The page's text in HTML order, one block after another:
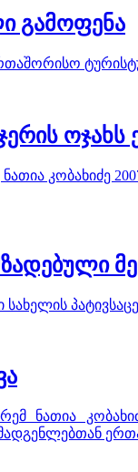
გამოფენა
ოჯახს
კობახიძე
სახელის
ნათია